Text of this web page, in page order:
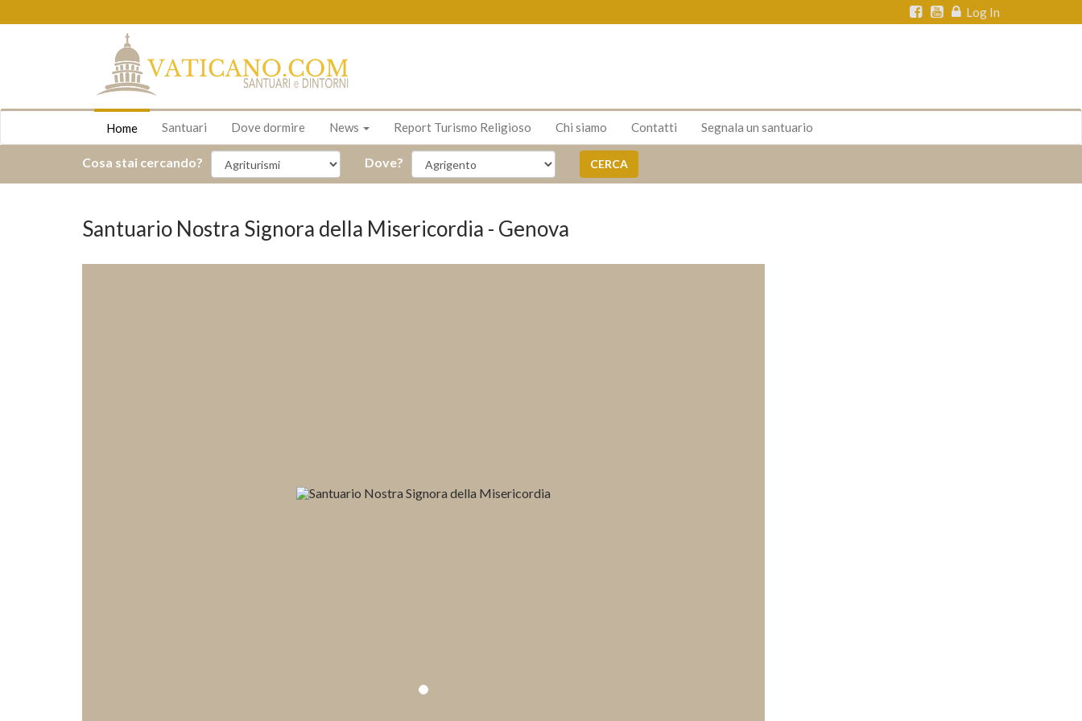
Log In
Home Santuari Dove dormire News Report Turismo Religioso Chi siamo Contatti Segnala un santuario
Cosa stai cercando? Dove? CERCA
Santuario Nostra Signora della Misericordia - Genova